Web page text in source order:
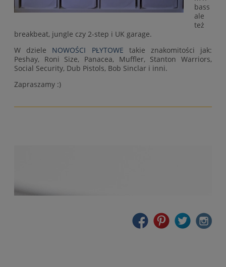
bass
ale
też
breakbeat, jungle czy 2-step i UK garage.
W dziele NOWOŚCI PŁYTOWE takie znakomitości jak:
Peshay, Roni Size, Panacea, Muffler, Stanton Warriors,
Social Security, Dub Pistols, Bob Sinclar i inni.
Zapraszamy :)